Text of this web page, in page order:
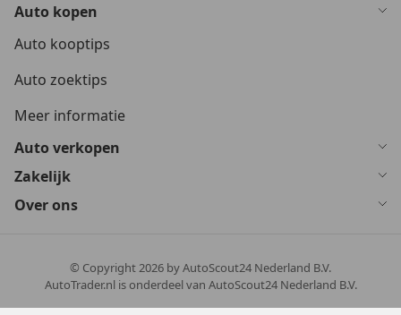
Auto kopen
Auto kooptips
Auto zoektips
Meer informatie
Auto verkopen
Zakelijk
Over ons
© Copyright2026 by AutoScout24 Nederland B.V.
AutoTrader.nl is onderdeel van AutoScout24 Nederland B.V.